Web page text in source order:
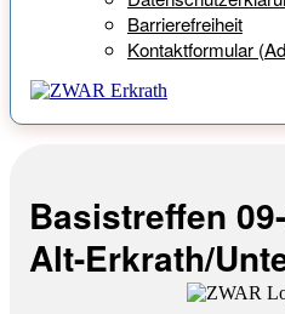
Barrierefreiheit
Kontaktformular
Basistreffen
Alt-Erkrath/